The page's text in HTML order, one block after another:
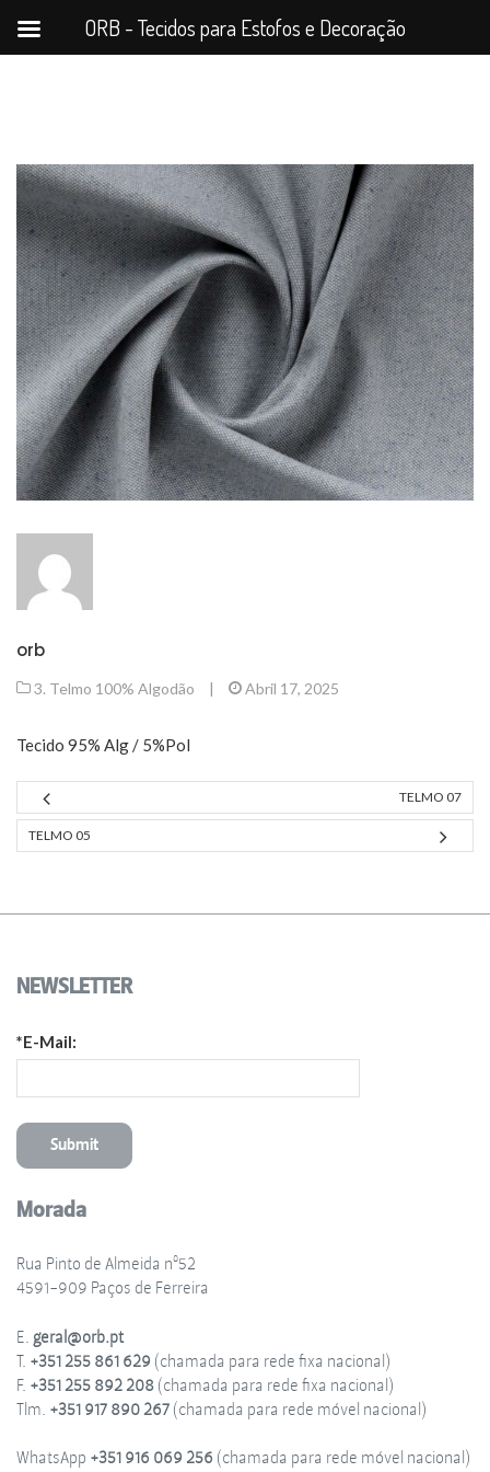
orb
3. Telmo 100% Algodão | Abril 17, 2025
Tecido 95% Alg / 5%Pol
TELMO 07
TELMO 05
NEWSLETTER
*E-Mail:
Morada
Rua Pinto de Almeida nº52
4591-909 Paços de Ferreira
E. geral@orb.pt
T. +351 255 861 629 (chamada para rede fixa nacional)
F. +351 255 892 208(chamada para rede fixa nacional)
Tlm. +351 917 890 267(chamada para rede móvel nacional)
WhatsApp +351 916 069 256 (chamada para rede móvel nacional)
ORB - Tecidos para Estofos e Decoração